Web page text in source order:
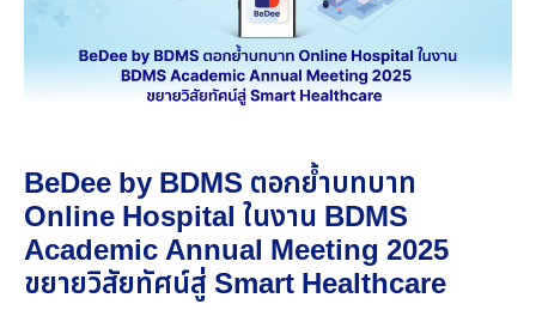
BeDee by BDMS ตอกย้ำบทบาท
Online Hospital ในงาน BDMS
Academic Annual Meeting 2025
ขยายวิสัยทัศน์สู่ Smart Healthcare